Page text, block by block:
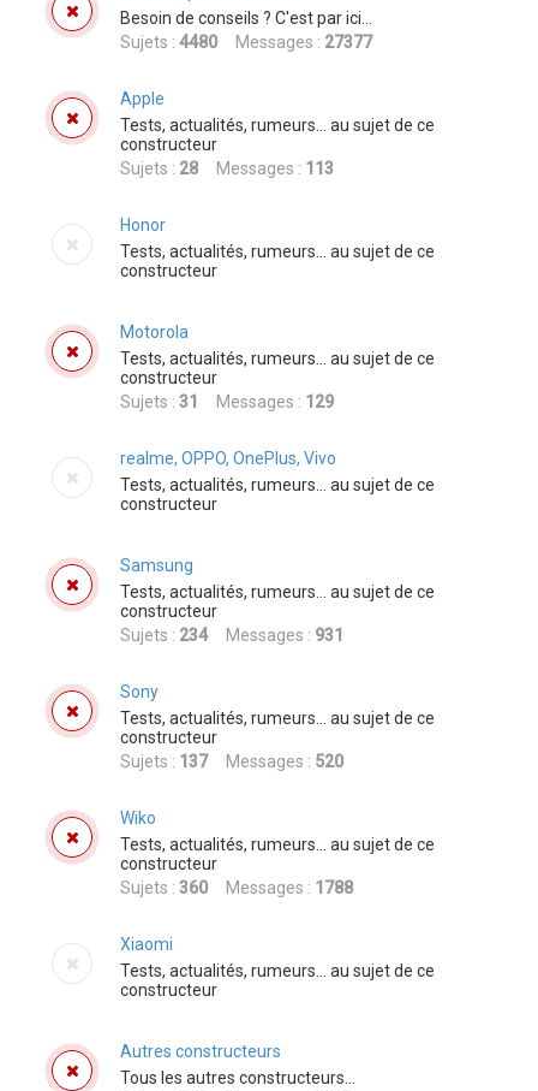
Besoin de conseils ? C'est par ici...
Sujets : 4480 Messages : 27377
Apple
Tests, actualités, rumeurs... au sujet de ce
constructeur
Sujets : 28 Messages : 113
Honor
Tests, actualités, rumeurs... au sujet de ce
constructeur
Motorola
Tests, actualités, rumeurs... au sujet de ce
constructeur
Sujets : 31 Messages : 129
realme, OPPO, OnePlus, Vivo
Tests, actualités, rumeurs... au sujet de ce
constructeur
Samsung
Tests, actualités, rumeurs... au sujet de ce
constructeur
Sujets : 234Messages : 931
Sony
Tests, actualités, rumeurs... au sujet de ce
constructeur
Sujets : 137Messages : 520
Wiko
Tests, actualités, rumeurs... au sujet de ce
constructeur
Sujets : 360 Messages : 1788
Xiaomi
Tests, actualités, rumeurs... au sujet de ce
constructeur
Autres constructeurs
Tous les autres constructeurs...